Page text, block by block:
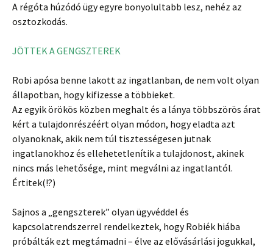
A régóta húzódó ügy egyre bonyolultabb lesz, nehéz az
osztozkodás.
JÖTTEK A GENGSZTEREK
Robi apósa benne lakott az ingatlanban, de nem volt olyan
állapotban, hogy kifizesse a többieket.
Az egyik örökös közben meghalt és a lánya többszörös árat
kért a tulajdonrészéért olyan módon, hogy eladta azt
olyanoknak, akik nem túl tisztességesen jutnak
ingatlanokhoz és ellehetetlenítik a tulajdonost, akinek
nincs más lehetősége, mint megválni az ingatlantól.
Értitek(!?)
Sajnos a „gengszterek” olyan ügyvéddel és
kapcsolatrendszerrel rendelkeztek, hogy Robiék hiába
próbálták ezt megtámadni – élve az elővásárlási jogukkal,